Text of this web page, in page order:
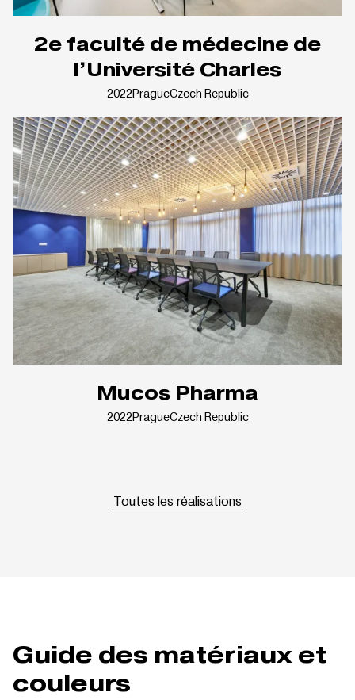
2e faculté de médecine de
l’Université Charles
2022PragueCzech Republic
Mucos Pharma
2022PragueCzech Republic
Toutes les réalisations
Guide des matériaux et
couleurs